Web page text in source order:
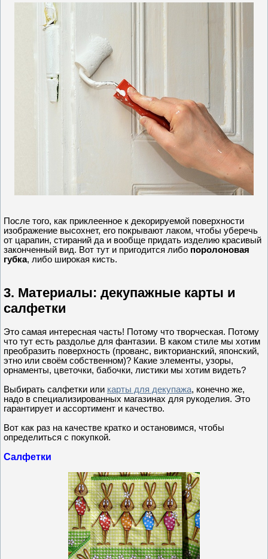
После того, как приклеенное к декорируемой поверхности
изображение высохнет, его покрывают лаком, чтобы уберечь
от царапин, стираний да и вообще придать изделию красивый
законченный вид. Вот тут и пригодится либо поролоновая
губка, либо широкая кисть.
3. Материалы: декупажные карты и
салфетки
Это самая интересная часть! Потому что творческая. Потому
что тут есть раздолье для фантазии. В каком стиле мы хотим
преобразить поверхность (прованс, викторианский, японский,
этно или своём собственном)? Какие элементы, узоры,
орнаменты, цветочки, бабочки, листики мы хотим видеть?
Выбирать салфетки или карты для декупажа, конечно же,
надо в специализированных магазинах для рукоделия. Это
гарантирует и ассортимент и качество.
Вот как раз на качестве кратко и остановимся, чтобы
определиться с покупкой.
Салфетки